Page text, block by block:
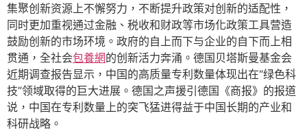
集聚创新资源上不懈努力，不断提升政策对创新的适配性，
同时更加重视通过金融、税收和财政等市场化政策工具营造
鼓励创新的市场环境。政府的自上而下与企业的自下而上相
贯通，全社会包養網的创新活力奔涌。德国贝塔斯曼基金会
近期调查报告显示，中国的高质量专利数量体现出在“绿色科
技”领域取得的巨大进展。德国之声援引德国《商报》的报道
说，中国在专利数量上的突飞猛进得益于中国长期的产业和
科研战略。